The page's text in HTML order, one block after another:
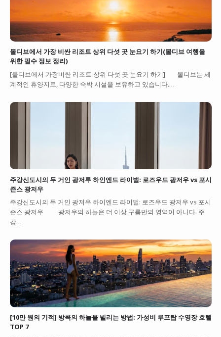
몰디브에서 가장 비싼 리조트 상위 다섯 곳 눈요기 하기(몰디브 여행을
위한 필수 정보 정리)
[몰디브에서 가장비싼 리조트 상위 다섯 곳 눈요기 하기] 몰디브는 세
계적인 휴양지로, 다양한 숙박 시설을 보유하고 있습니다.…
주강신도시의 두 거인 광저루 하인엔드 라이벌: 로즈우드 광저우 vs 포시
즌스 광저우
주강신도시의 두 거인 광저우 하이엔드 라이벌: 로즈우드 광저우 vs 포시
즌스 광저우 광저우의 하늘은 더 이상 구름만의 영역이 아니다. 주
강…
[10만 원의 기적] 방콕의 하늘을 빌리는 방법: 가성비 루프탑 수영장 호텔
TOP 7